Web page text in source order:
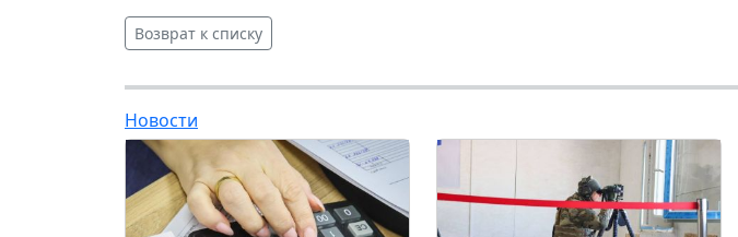
Возврат к списку
Новости